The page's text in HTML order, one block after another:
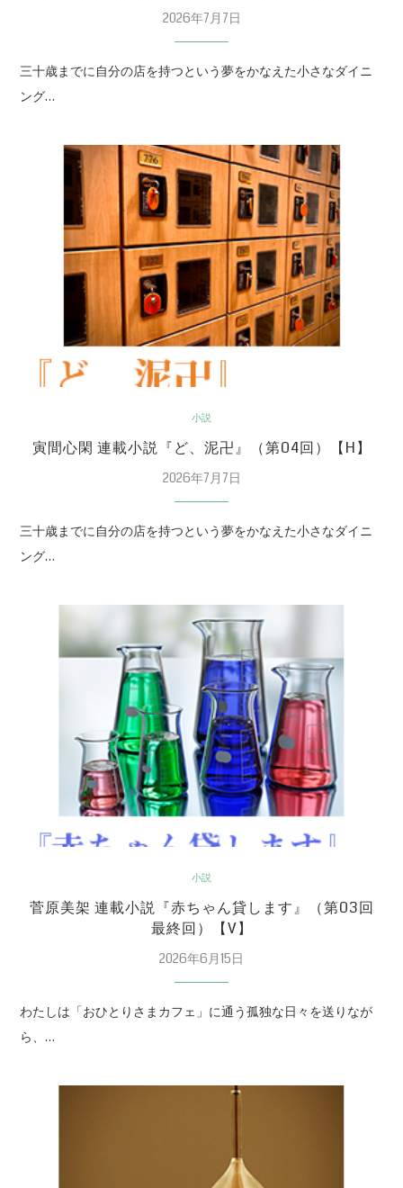
2026年7月7日
三十歳までに自分の店を持つという夢をかなえた小さなダイニ
ング…
小説
寅間心閑 連載小説『ど、泥卍』（第04回）【H】
2026年7月7日
三十歳までに自分の店を持つという夢をかなえた小さなダイニ
ング…
小説
菅原美架 連載小説『赤ちゃん貸します』（第03回
最終回）【V】
2026年6月15日
わたしは「おひとりさまカフェ」に通う孤独な日々を送りなが
ら、…